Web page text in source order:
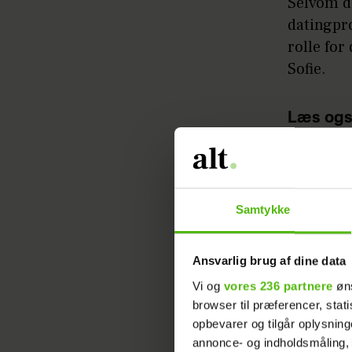
Samtykke
Ansvarlig brug af dine data
Vi og vores 236 partnere
browser til præferencer,
opbevarer og tilgår
annonce- og
rolle for
Sofie.
Læs
- Det
mærke,
op, der
i sidste
Da
blev